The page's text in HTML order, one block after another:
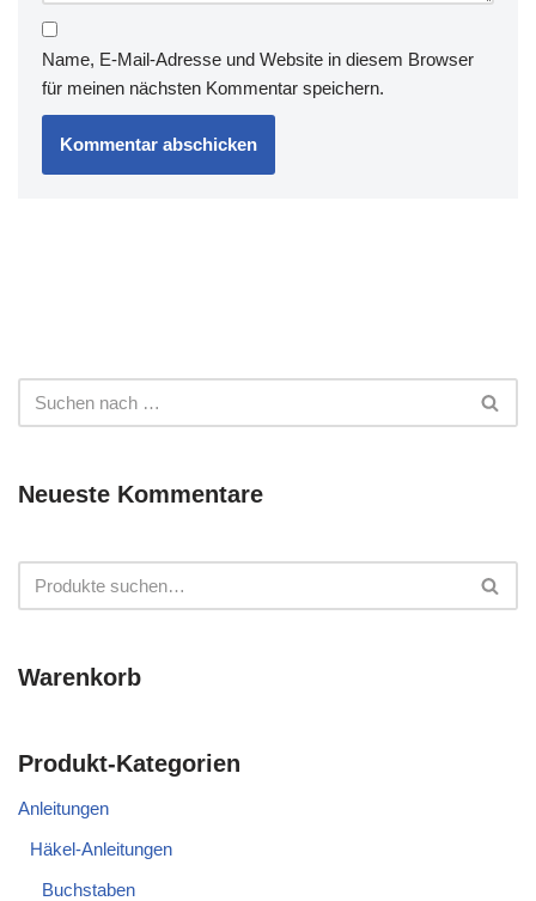
Name, E-Mail-Adresse und Website in diesem Browser
für meinen nächsten Kommentar speichern.
Neueste Kommentare
Warenkorb
Produkt-Kategorien
Anleitungen
Häkel-Anleitungen
Buchstaben